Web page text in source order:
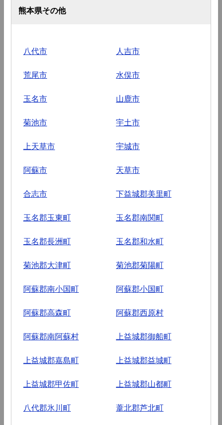
熊本県その他
八代市 人吉市
荒尾市 水俣市
玉名市 山鹿市
菊池市 宇土市
上天草市 宇城市
阿蘇市 天草市
合志市 下益城郡美里町
玉名郡玉東町 玉名郡南関町
玉名郡長洲町 玉名郡和水町
菊池郡大津町 菊池郡菊陽町
阿蘇郡南小国町 阿蘇郡小国町
阿蘇郡高森町 阿蘇郡西原村
阿蘇郡南阿蘇村 上益城郡御船町
上益城郡嘉島町 上益城郡益城町
上益城郡甲佐町 上益城郡山都町
八代郡氷川町 葦北郡芦北町